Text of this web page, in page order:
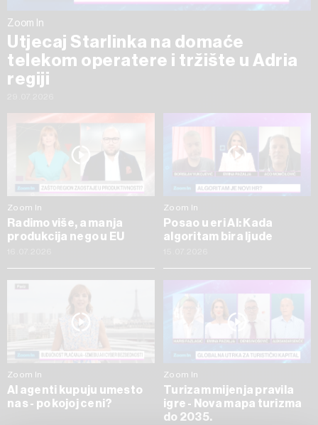
Zoom In
Utjecaj Starlinka na domaće
telekom operatere i tržište u Adria
regiji
Zoom In
Radimo više, a manja
produkcija nego u EU
Zoom In
Posao u eri AI: Kada
algoritam bira ljude
Zoom In
AI agenti kupuju umesto
nas - po kojoj ceni?
Zoom In
Turizam mijenja pravila
igre - Nova mapa turizma
do 2035.